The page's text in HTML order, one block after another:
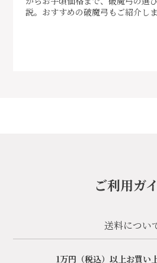
説。おすすめの破魔弓もご紹介し
ご利用ガ
送料につい
1万円（税込）以上お買い